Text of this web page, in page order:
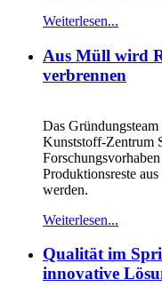
Weiterlesen...
Aus Müll wird
verbrennen
Das
Kunststoff-Zentrum
Produktionsreste
werden.
Weiterlesen...
Qualität im
innovative